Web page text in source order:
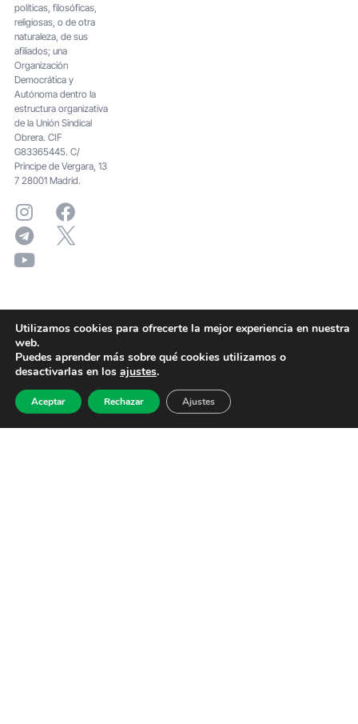
políticas, filosóficas,
religiosas, o de otra
naturaleza, de sus
afiliados; una
Organización
Democrática y
Autónoma dentro la
estructura organizativa
de la Unión Sindical
Obrera. CIF
G83365445. C/
Principe de Vergara, 13
7 28001 Madrid.
Utilizamos cookies para ofrecerte la mejor experiencia en nuestra
web.
Puedes aprender más sobre qué cookies utilizamos o
desactivarlas en los ajustes.
Aceptar Rechazar Ajustes